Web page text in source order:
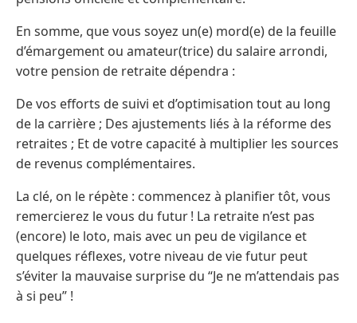
En somme, que vous soyez un(e) mord(e) de la feuille
d’émargement ou amateur(trice) du salaire arrondi,
votre pension de retraite dépendra :
De vos efforts de suivi et d’optimisation tout au long
de la carrière ; Des ajustements liés à la réforme des
retraites ; Et de votre capacité à multiplier les sources
de revenus complémentaires.
La clé, on le répète : commencez à planifier tôt, vous
remercierez le vous du futur ! La retraite n’est pas
(encore) le loto, mais avec un peu de vigilance et
quelques réflexes, votre niveau de vie futur peut
s’éviter la mauvaise surprise du “Je ne m’attendais pas
à si peu” !